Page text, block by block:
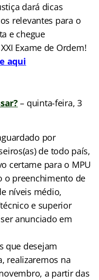
dará dicas
relevantes para o
e chegue
Exame de Ordem!
aqui
– quinta-feira, 3
por
de todo país,
certame para o MPU
o preenchimento de
níveis médio,
e superior
anunciado em
que desejam
realizaremos na
a partir das